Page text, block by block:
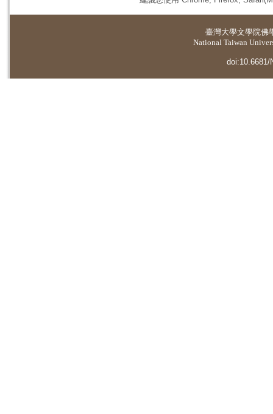
臺灣大學文學院佛
National Taiwan
doi:10.6681/